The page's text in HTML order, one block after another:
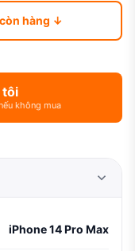
hàng ↓
tôi
không mua
iPhone 14 Pro Max